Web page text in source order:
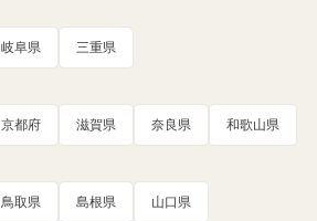
岐阜県 三重県
京都府 滋賀県 奈良県 和歌山県
鳥取県 島根県 山口県